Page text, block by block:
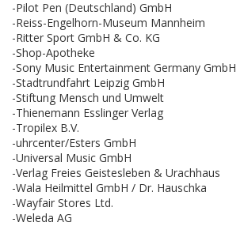
-Pilot Pen (Deutschland) GmbH
-Reiss-Engelhorn-Museum Mannheim
-Ritter Sport GmbH & Co. KG
-Shop-Apotheke
-Sony Music Entertainment Germany GmbH
-Stadtrundfahrt Leipzig GmbH
-Stiftung Mensch und Umwelt
-Thienemann Esslinger Verlag
-Tropilex B.V.
-uhrcenter/Esters GmbH
-Universal Music GmbH
-Verlag Freies Geistesleben & Urachhaus
-Wala Heilmittel GmbH / Dr. Hauschka
-Wayfair Stores Ltd.
-Weleda AG